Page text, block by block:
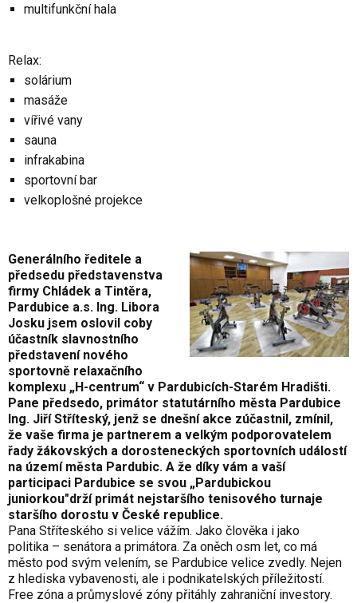
multifunkční hala
Relax:
solárium
masáže
vířivé vany
sauna
infrakabina
sportovní bar
velkoplošné projekce
Generálního ředitele a
předsedu představenstva
firmy Chládek a Tintěra,
Pardubice a.s. Ing. Libora
Josku jsem oslovil coby
účastník slavnostního
představení nového
sportovně relaxačního
komplexu „H-centrum“ v Pardubicích-Starém Hradišti.
Pane předsedo, primátor statutárního města Pardubice
Ing. Jiří Stříteský, jenž se dnešní akce zúčastnil, zmínil,
že vaše firma je partnerem a velkým podporovatelem
řady žákovských a dorosteneckých sportovních událostí
na území města Pardubic. A že díky vám a vaší
participaci Pardubice se svou „Pardubickou
juniorkou"drží primát nejstaršího tenisového turnaje
staršího dorostu v České republice.
Pana Stříteského si velice vážím. Jako člověka i jako
politika – senátora a primátora. Za oněch osm let, co má
město pod svým velením, se Pardubice velice zvedly. Nejen
z hlediska vybavenosti, ale i podnikatelských příležitostí.
Free zóna a průmyslové zóny přitáhly zahraniční investory.